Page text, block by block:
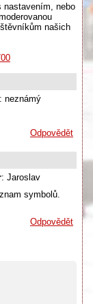
nastavením, nebo
našich
: neznámý
Odpovědět
: Jaroslav
symbolů.
Odpovědět